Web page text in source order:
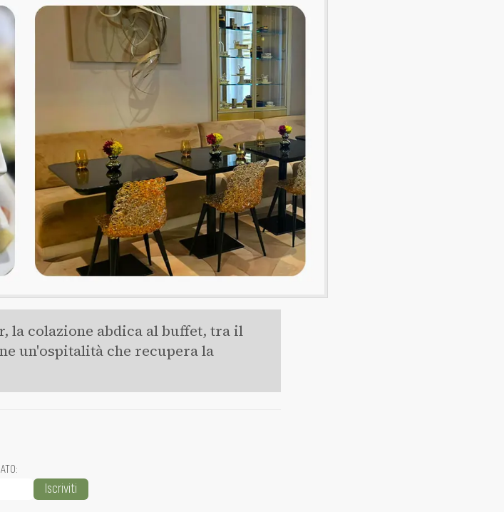
la colazione abdica al buffet, tra il
un'ospitalità che recupera la
:
Iscriviti